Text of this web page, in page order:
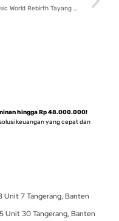
Jurassic World Rebirth Tayang 2 Juli 2025, Pecinta Dinosaurus Wajib Tonton!
hingga Rp 48.000.000!
keuangan yang cepat dan
Unit 7 Tangerang, Banten
Unit 30 Tangerang, Banten